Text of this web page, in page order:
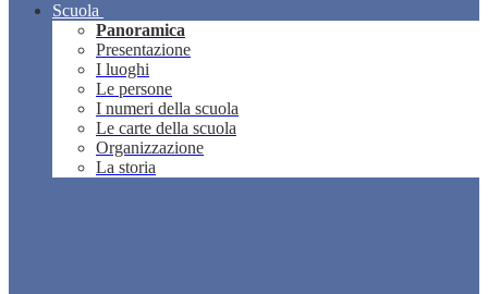
Scuola
Panoramica
Presentazione
I luoghi
Le persone
I numeri della scuola
Le carte della scuola
Organizzazione
La storia